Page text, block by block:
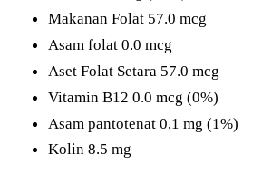
Makanan Folat 57.0 mcg
Asam folat 0.0 mcg
Aset Folat Setara 57.0 mcg
Vitamin B12 0.0 mcg (0%)
Asam pantotenat 0,1 mg (1%)
Kolin 8.5 mg